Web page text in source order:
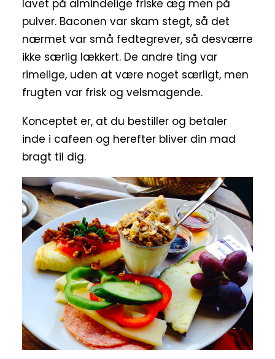
lavet på almindelige friske æg men på
pulver. Baconen var skam stegt, så det
nærmet var små fedtegrever, så desværre
ikke særlig lækkert. De andre ting var
rimelige, uden at være noget særligt, men
frugten var frisk og velsmagende.
Konceptet er, at du bestiller og betaler
inde i cafeen og herefter bliver din mad
bragt til dig.